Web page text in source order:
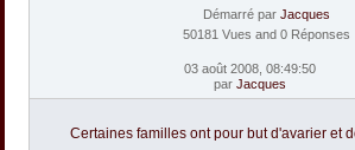
Démarré par Jacques
50181 Vues and 0 Réponses
03 août 2008, 08:49:50
par Jacques
Certaines familles ont pour but d'avarier et